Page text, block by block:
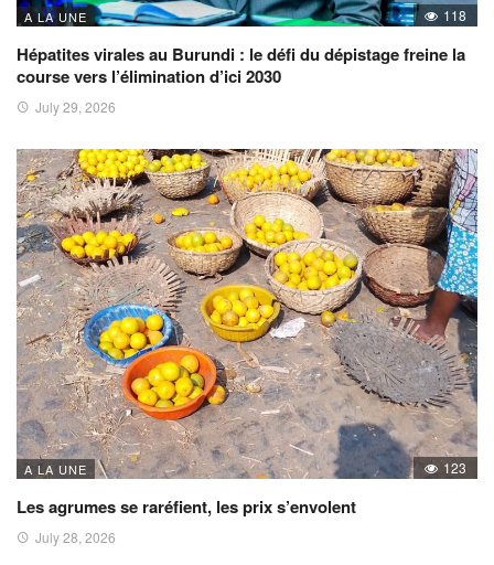
A LA UNE 118
Hépatites virales au Burundi : le défi du dépistage freine la
course vers l’élimination d’ici 2030
July 29, 2026
A LA UNE 123
Les agrumes se raréfient, les prix s’envolent
July 28, 2026